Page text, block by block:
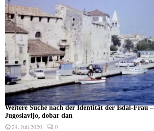
Weitere Suche nach der Identität der Isdal-Frau –
Jugoslavijo, dobar dan
24. Juli 2020 0